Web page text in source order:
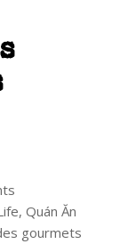
Quán Ăn
gourmets